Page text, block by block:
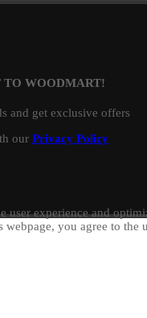
TO WOODMART!
and get exclusive offers
our Privacy Policy
user experience and
you agree to the